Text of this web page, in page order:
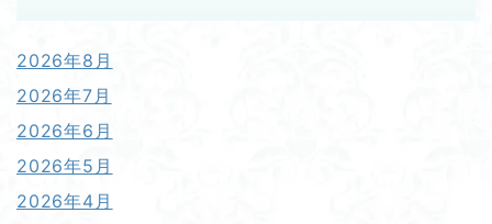
2026年8月
2026年7月
2026年6月
2026年5月
2026年4月